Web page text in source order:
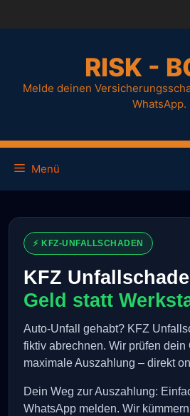
RISK -
Melde deinen
WhatsApp.
Menü
⚡ KFZ-UNFALLSCHADEN
KFZ
Geld statt
Auto-Unfall gehabt? KFZ
fiktiv abrechnen. Wir prüfen dein
maximale Auszahlung – direkt
Dein Weg zur Auszahlung:
WhatsApp melden. Wir